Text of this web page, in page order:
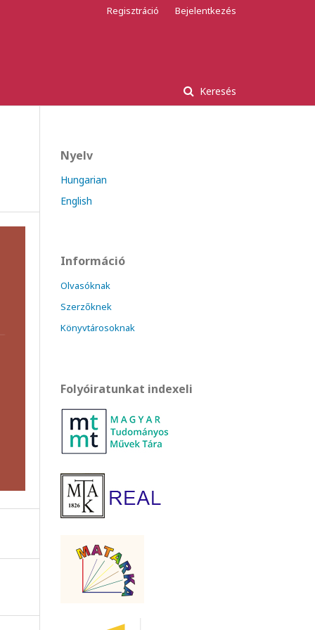
Keresés
Regisztráció Bejelentkezés
Nyelv
Hungarian
English
Információ
Olvasóknak
Szerzőknek
Könyvtárosoknak
Folyóiratunkat indexeli